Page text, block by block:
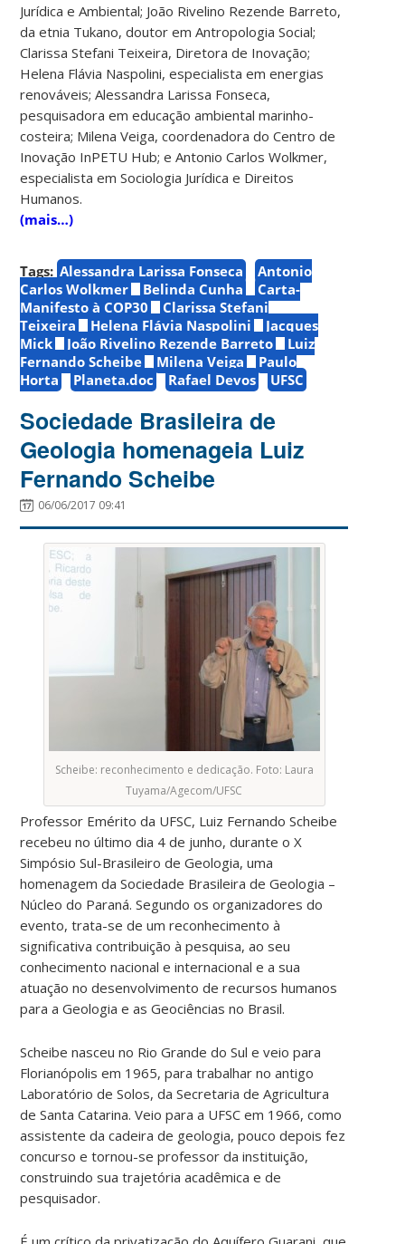
Jurídica e Ambiental; João Rivelino Rezende Barreto,
da etnia Tukano, doutor em Antropologia Social;
Clarissa Stefani Teixeira, Diretora de Inovação;
Helena Flávia Naspolini, especialista em energias
renováveis; Alessandra Larissa Fonseca,
pesquisadora em educação ambiental marinho-
costeira; Milena Veiga, coordenadora do Centro de
Inovação InPETU Hub; e Antonio Carlos Wolkmer,
especialista em Sociologia Jurídica e Direitos
Humanos.
(mais…)
Tags: Alessandra Larissa Fonseca
Antonio
Carlos Wolkmer
Belinda Cunha
Carta-
Manifesto à COP30
Clarissa Stefani
Teixeira
Helena Flávia Naspolini
Jacques
Mick
João Rivelino Rezende Barreto
Luiz
Fernando Scheibe
Milena Veiga
Paulo
Horta
Planeta.doc Rafael Devos UFSC
Sociedade Brasileira de
Geologia homenageia Luiz
Fernando Scheibe
06/06/2017 09:41
Scheibe: reconhecimento e dedicação. Foto: Laura
Tuyama/Agecom/UFSC
Professor Emérito da UFSC, Luiz Fernando Scheibe
recebeu no último dia 4 de junho, durante o X
Simpósio Sul-Brasileiro de Geologia, uma
homenagem da Sociedade Brasileira de Geologia –
Núcleo do Paraná. Segundo os organizadores do
evento, trata-se de um reconhecimento à
significativa contribuição à pesquisa, ao seu
conhecimento nacional e internacional e a sua
atuação no desenvolvimento de recursos humanos
para a Geologia e as Geociências no Brasil.
Scheibe nasceu no Rio Grande do Sul e veio para
Florianópolis em 1965, para trabalhar no antigo
Laboratório de Solos, da Secretaria de Agricultura
de Santa Catarina. Veio para a UFSC em 1966, como
assistente da cadeira de geologia, pouco depois fez
concurso e tornou-se professor da instituição,
construindo sua trajetória acadêmica e de
pesquisador.